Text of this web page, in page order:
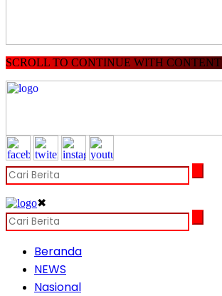
SCROLL TO CONTINUE WITH CONTENT
✖
Beranda
NEWS
Nasional